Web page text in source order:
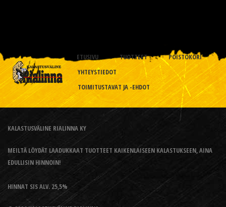
ETUSIVU TUOTTEET
POISTOKORI
YHTEYSTIEDOT
TOIMITUSTAVAT JA -EHDOT
KALASTUSVÄLINE RIALINNA KY
MEILTÄ LÖYDÄT LAADUKKAAT TUOTTEET KAIKENLAISEEN KALASTUKSEEN, AINA
EDULLISIN HINNOIN!
HINNAT SIS ALV. 25,5%